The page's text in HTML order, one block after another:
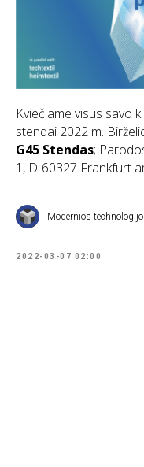
Kviečiame visus savo
stendai 2022 m.
G45 Stendas;
1, D-60327 Frankfurt
Modernios
2022-03-07 02:00